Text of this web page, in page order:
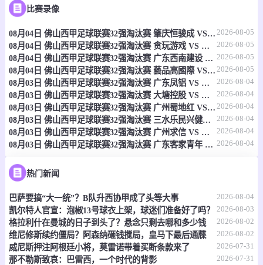
瓦路尔女足
情报
女非国杯 08-07 04:00 即将开始
佛得角女足 0 - 0 喀麦隆女足
情报
女非国杯 08-07 04:00 即将开始
马里女足
情报
哥伦乙 08-07 04:30 即将开始
恩维加多 0 - 0
比赛录像
08月04日 佛山西甲足球联赛32强淘汰赛 肇庆恒骏成 VS 三七互娱 全场录像 2026-08-05
08月04日 佛山西甲足球联赛32强淘汰赛 贪玩游戏 VS 美的薪火 全场录像 2026-08-05
08月04日 佛山西甲足球联赛32强淘汰赛 广东西南建设 VS 香港圣徒 全场录像 2026-08-05
08月04日 佛山西甲足球联赛32强淘汰赛 藝品高國際 VS 湛江狂狼·粵辉能源 全场录像 2026-08-05
08月03日 佛山西甲足球联赛32强淘汰赛 广东凤铝 VS 湛江八部科技 全场录像 2026-08-04
08月03日 佛山西甲足球联赛32强淘汰赛 大塘控股 VS 茂名市点都得 全场录像 2026-08-04
08月03日 佛山西甲足球联赛32强淘汰赛 广州蜀地红 VS 广州戴拿模 全场录像 2026-08-04
08月03日 佛山西甲足球联赛32强淘汰赛 三水乐民兴健力宝 VS 中国澳门澳科精英 全场录像 2026-08-04
08月03日 佛山西甲足球联赛32强淘汰赛 广州求信 VS 顺德新青年 全场录像 2026-08-04
08月03日 佛山西甲足球联赛32强淘汰赛 广东客家青年 VS 广州英华思力U17 全场录像 2026-08-04
热门新闻
巴萨要搞“大一统”？B队升西协甲成了头等大事 2026-08-04
凯尔特人官宣：泡椒13号球衣上架，球迷们准备好了吗？ 2026-08-03
格拉利什在曼城的日子到头了？悬念只剩去哪和多少钱 2026-08-02
维尼修斯续约僵局？阿森纳砸钱搅局，皇马下最后通牒 2026-08-02
威尼斯押注阿根廷小将，莫雷诺带着买断条款来了 2026-07-31
那不勒斯致哀：巴雷西，一个时代的背影 2026-07-31